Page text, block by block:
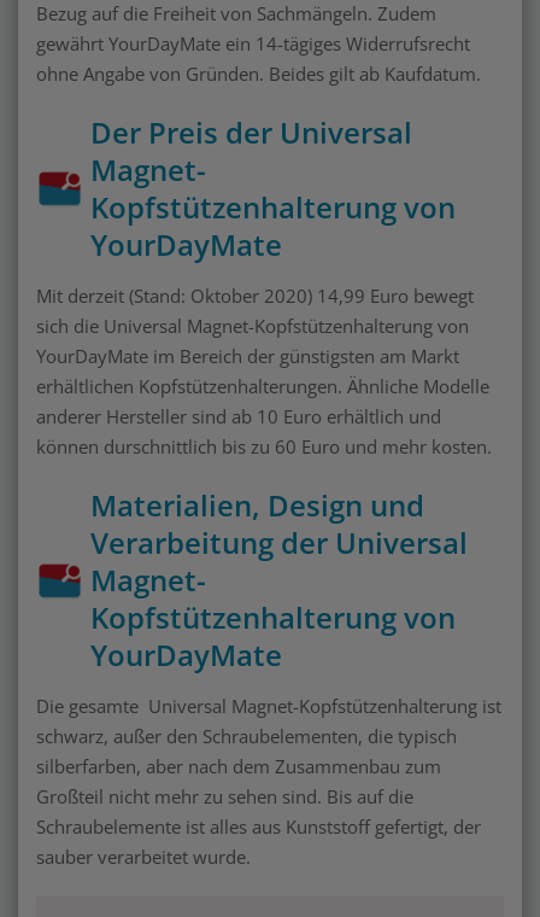
Bezug auf die Freiheit von Sachmängeln. Zudem
gewährt YourDayMate ein 14-tägiges Widerrufsrecht
ohne Angabe von Gründen. Beides gilt ab Kaufdatum.
Der Preis der Universal
Magnet-
Kopfstützenhalterung von
YourDayMate
Mit derzeit (Stand: Oktober 2020) 14,99 Euro bewegt
sich die Universal Magnet-Kopfstützenhalterung von
YourDayMate im Bereich der günstigsten am Markt
erhältlichen Kopfstützenhalterungen. Ähnliche Modelle
anderer Hersteller sind ab 10 Euro erhältlich und
können durschnittlich bis zu 60 Euro und mehr kosten.
Materialien, Design und
Verarbeitung der Universal
Magnet-
Kopfstützenhalterung von
YourDayMate
Die gesamte Universal Magnet-Kopfstützenhalterung ist
schwarz, außer den Schraubelementen, die typisch
silberfarben, aber nach dem Zusammenbau zum
Großteil nicht mehr zu sehen sind. Bis auf die
Schraubelemente ist alles aus Kunststoff gefertigt, der
sauber verarbeitet wurde.